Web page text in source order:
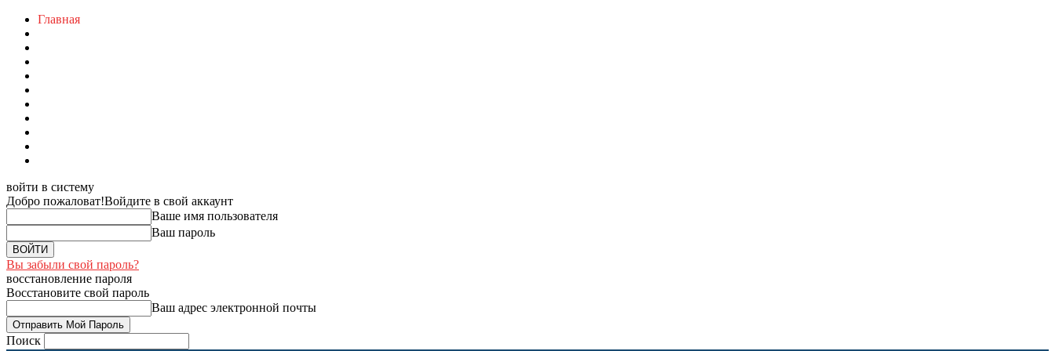
Главная
войти в систему
Добро пожаловат!Войдите в свой аккаунт
Ваше имя пользователя
Ваш пароль
Вы забыли свой пароль?
восстановление пароля
Восстановите свой пароль
Ваш адрес электронной почты
Поиск